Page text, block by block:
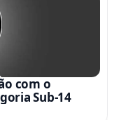
com o
Sub-14